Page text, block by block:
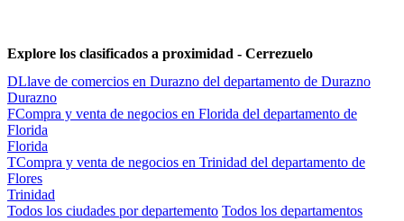
Explore los clasificados a proximidad - Cerrezuelo
DLlave de comercios en Durazno del departamento de Durazno
Durazno
FCompra y venta de negocios en Florida del departamento de
Florida
Florida
TCompra y venta de negocios en Trinidad del departamento de
Flores
Trinidad
Todos los ciudades por departemento Todos los departamentos